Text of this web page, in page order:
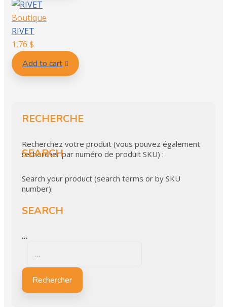
Boutique
RIVET
1,76 $
Add to cart
RECHERCHE
Recherchez votre produit (vous pouvez également
rechercher par numéro de produit SKU) :
SEARCH
Search your product (search terms or by SKU
number):
SEARCH
…
Rechercher